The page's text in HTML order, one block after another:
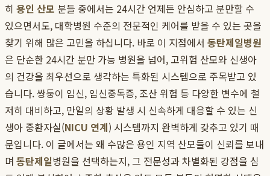
히 용인 산모 분들 중에서는 24시간 언제든 안심하고 분만할 수
있으면서도, 대학병원 수준의 전문적인 케어를 받을 수 있는 곳을
찾기 위해 많은 고민을 하십니다. 바로 이 지점에서 동탄제일병원
은 단순한 24시간 분만 가능 병원을 넘어, 고위험 산모와 신생아
의 건강을 최우선으로 생각하는 특화된 시스템으로 주목받고 있
습니다. 쌍둥이 임신, 임신중독증, 조산 위험 등 다양한 변수에 철
저히 대비하고, 만일의 상황 발생 시 신속하게 대응할 수 있는 신
생아 중환자실(NICU 연계) 시스템까지 완벽하게 갖추고 있기 때
문입니다. 이 글에서는 왜 수많은 용인 지역 산모들이 신뢰를 보내
며 동탄제일병원을 선택하는지, 그 전문성과 차별화된 강점을 심